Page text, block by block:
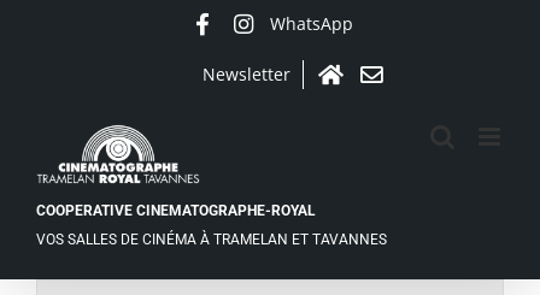
WhatsApp
Newsletter
AccueilContact
COOPERATIVE CINEMATOGRAPHE-ROYAL
VOS SALLES DE CINÉMA À TRAMELAN ET TAVANNES